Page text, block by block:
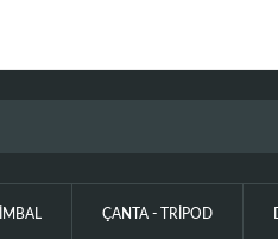
ÇANTA - TRIPOD